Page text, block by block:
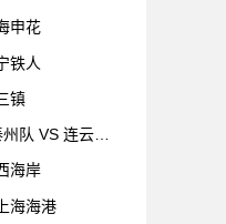
申花
铁人
镇
队 VS 连云港
海岸
海海港